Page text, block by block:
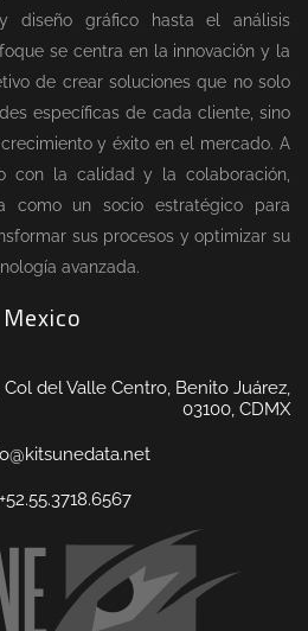
diseño gráfico hasta el análisis
se centra en la innovación y la
de crear soluciones que no solo
específicas de cada cliente, sino
y éxito en el mercado. A
con la calidad y la colaboración,
como un socio estratégico para
sus procesos y optimizar su
avanzada.
Mexico
Col del Valle Centro, Benito Juárez,
03100, CDMX
+52.55.3718.6567